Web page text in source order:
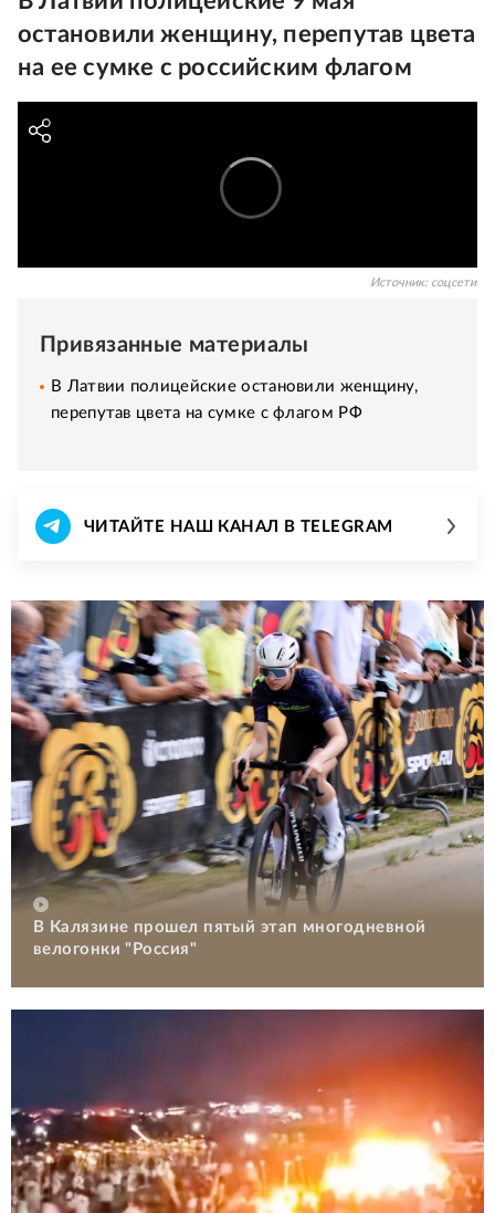
остановили женщину, перепутав цвета
на ее сумке с российским флагом
Источник: соцсети
Привязанные материалы
В Латвии полицейские остановили женщину,
перепутав цвета на сумке с флагом РФ
ЧИТАЙТЕ НАШ КАНАЛ В TELEGRAM
В Калязине прошел пятый этап многодневной
велогонки "Россия"